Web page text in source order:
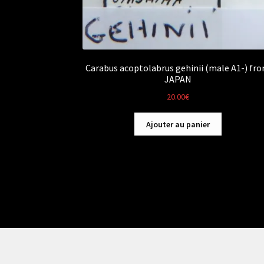
Carabus acoptolabrus gehinii (male A1-)
JAPAN
20.00€
Ajouter au panier